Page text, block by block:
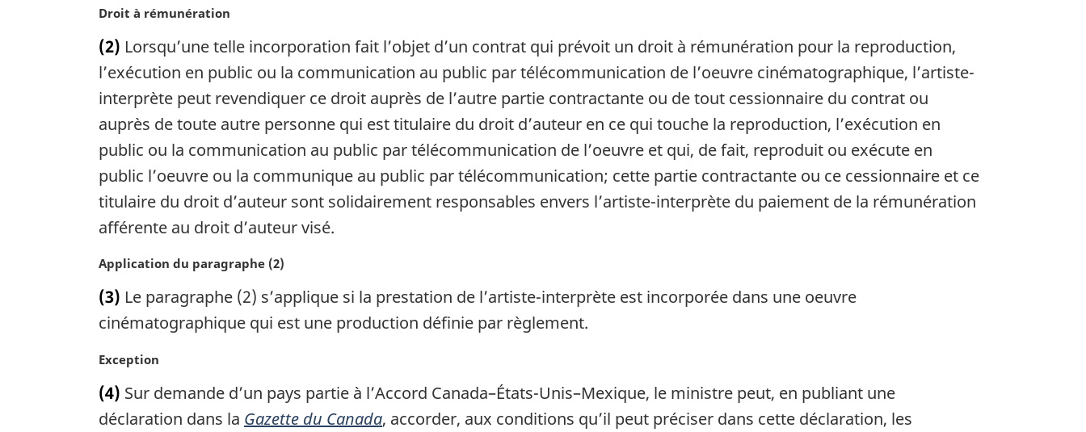
e
a
g
i
n
a
l
:
N
t
e
a
r
i
n
a
e
Droit à rémunération
(2) Lorsqu’une telle incorporation fait l’objet d’un contrat qui prévoit un droit à rémunération pour la reproduction,
l’exécution en public ou la communication au public par télécommunication de l’oeuvre cinématographique, l’artiste-
interprète peut revendiquer ce droit auprès de l’autre partie contractante ou de tout cessionnaire du contrat ou
auprès de toute autre personne qui est titulaire du droit d’auteur en ce qui touche la reproduction, l’exécution en
public ou la communication au public par télécommunication de l’oeuvre et qui, de fait, reproduit ou exécute en
public l’oeuvre ou la communique au public par télécommunication; cette partie contractante ou ce cessionnaire et ce
titulaire du droit d’auteur sont solidairement responsables envers l’artiste-interprète du paiement de la rémunération
afférente au droit d’auteur visé.
N
t
e
a
g
i
Application du paragraphe (2)
(3) Le paragraphe (2) s’applique si la prestation de l’artiste-interprète est incorporée dans une oeuvre
cinématographique qui est une production définie par règlement.
N
t
e
Exception
(4) Sur demande d’un pays partie à l’Accord Canada–États-Unis–Mexique, le ministre peut, en publiant une
déclaration dans la Gazette du Canada, accorder, aux conditions qu’il peut préciser dans cette déclaration, les